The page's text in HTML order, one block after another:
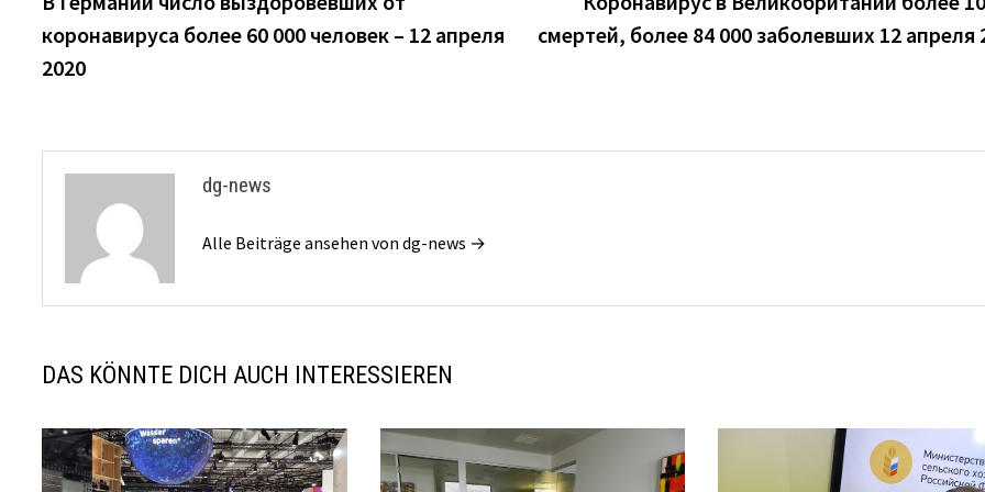
Navigation
коронавируса более 60 000 человек – 12 апреля
2020
смертей, более 84 000 заболевших 12 апреля
dg-news
Alle Beiträge ansehen von dg-news →
DAS KÖNNTE DICH AUCH INTERESSIEREN